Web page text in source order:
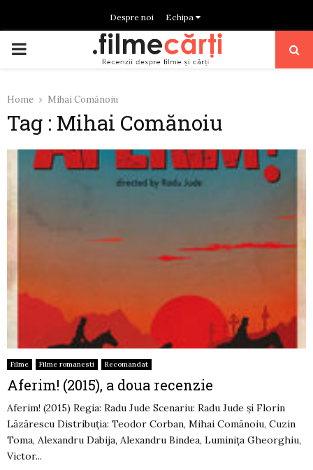
Despre noi Echipa
PRIMARY
Home Mihai Comănoiu
Tag : Mihai Comănoiu
Filme Filme romanesti Recomandat
Aferim! (2015), a doua recenzie
Aferim! (2015) Regia: Radu Jude Scenariu: Radu Jude și Florin
Lăzărescu Distribuția: Teodor Corban, Mihai Comănoiu, Cuzin
Toma, Alexandru Dabija, Alexandru Bindea, Luminița Gheorghiu,
Victor...